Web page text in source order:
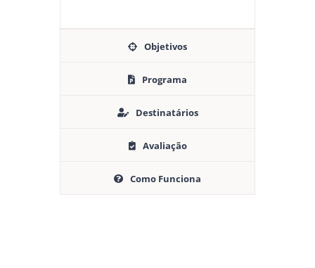
Objetivos
Programa
Destinatários
Avaliação
Como Funciona